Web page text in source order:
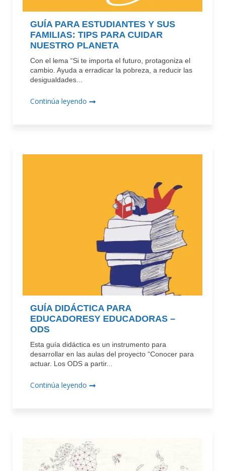
GUÍA PARA ESTUDIANTES Y SUS
FAMILIAS: TIPS PARA CUIDAR
NUESTRO PLANETA
Con el lema “Si te importa el futuro, protagoniza el
cambio. Ayuda a erradicar la pobreza, a reducir las
desigualdades...
Continúa leyendo
GUÍA DIDÁCTICA PARA
EDUCADORESY EDUCADORAS –
ODS
Esta guía didáctica es un instrumento para
desarrollar en las aulas del proyecto “Conocer para
actuar. Los ODS a partir...
Continúa leyendo